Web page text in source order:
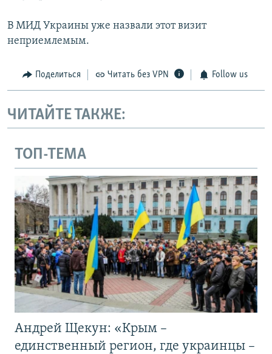
В МИД Украины уже назвали этот визит
неприемлемым.
Поделиться Читать без VPN Follow us
ЧИТАЙТЕ ТАКЖЕ:
ТОП-ТЕМА
Андрей Щекун: «Крым –
единственный регион, где украинцы –